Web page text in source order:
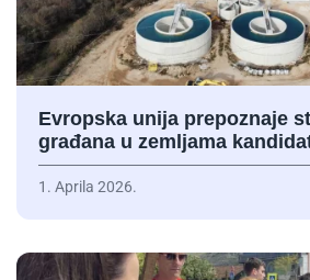
Evropska unija prepoznaje
građana u zemljama
1. Aprila 2026.